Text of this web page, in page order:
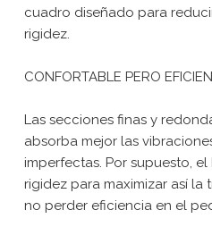
cuadro diseñado para
rigidez.
CONFORTABLE PERO
Las secciones finas y
absorba mejor las
imperfectas. Por supuesto,
rigidez para maximizar así la
no perder eficiencia en el